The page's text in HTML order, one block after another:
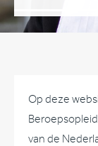
Op deze
van de